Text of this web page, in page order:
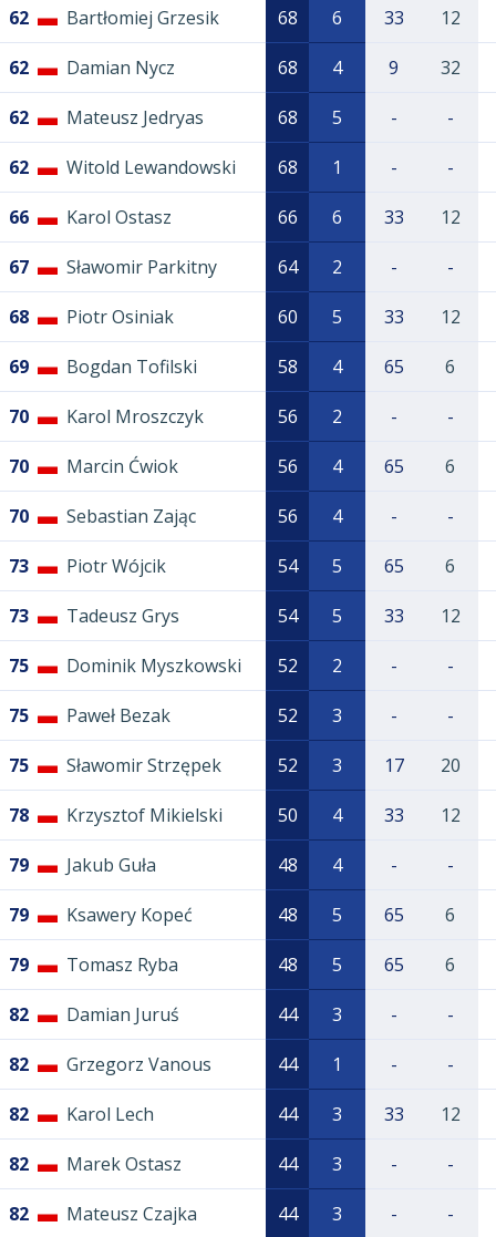
62 Bartłomiej Grzesik 68 6 33 12
62 Damian Nycz 68 4 9 32
62 Mateusz Jedryas 68 5 - -
62 Witold Lewandowski 68 1 - -
66 Karol Ostasz 66 6 33 12
67 Sławomir Parkitny 64 2 - -
68 Piotr Osiniak 60 5 33 12
69 Bogdan Tofilski 58 4 65 6
70 Karol Mroszczyk 56 2 - -
70 Marcin Ćwiok 56 4 65 6
70 Sebastian Zając 56 4 - -
73 Piotr Wójcik 54 5 65 6
73 Tadeusz Grys 54 5 33 12
75 Dominik Myszkowski 52 2 - -
75 Paweł Bezak 52 3 - -
75 Sławomir Strzępek 52 3 17 20
78 Krzysztof Mikielski 50 4 33 12
79 Jakub Guła 48 4 - -
79 Ksawery Kopeć 48 5 65 6
79 Tomasz Ryba 48 5 65 6
82 Damian Juruś 44 3 - -
82 Grzegorz Vanous 44 1 - -
82 Karol Lech 44 3 33 12
82 Marek Ostasz 44 3 - -
82 Mateusz Czajka 44 3 - -